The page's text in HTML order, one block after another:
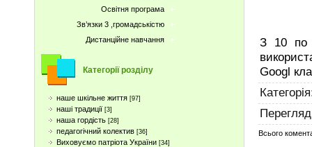
Освітня програма
Зв’язки 3 ,громадськістю
Дистанційне навчання
Категорії розділу
наше шкільне життя [97]
наші традиції [3]
наша гордість [28]
педагогічний колектив [36]
Виховуємо патріота України [34]
З 10 по
Googl
Категорія
Всього